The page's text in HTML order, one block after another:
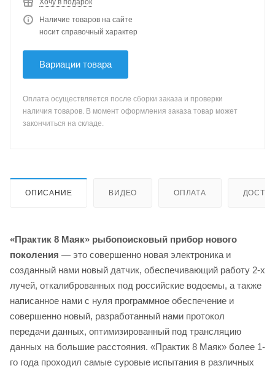
Хочу в подарок
Наличие товаров на сайте
носит справочный характер
Вариации товара
Оплата осуществляется после сборки заказа и проверки
наличия товаров. В момент оформления заказа товар может
закончиться на складе.
ОПИСАНИЕ ВИДЕО ОПЛАТА
«Практик 8 Маяк» рыбопоисковый прибор нового
поколения — это совершенно новая электроника и
созданный нами новый датчик, обеспечивающий работу 2-х
лучей, откалиброванных под российские водоемы, а также
написанное нами с нуля программное обеспечение и
совершенно новый, разработанный нами протокол
передачи данных, оптимизированный под трансляцию
данных на большие расстояния. «Практик 8 Маяк» более 1-
го года проходил самые суровые испытания в различных